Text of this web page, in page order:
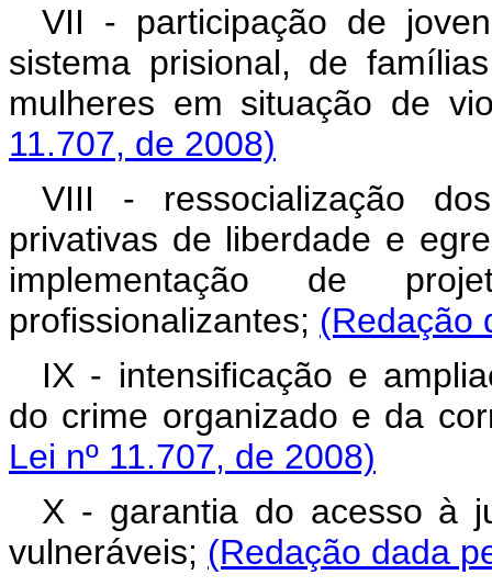
VII - participação de
sistema prisional, de
mulheres em situação de
11.707, de 2008)
VIII - ressocialização
privativas de liberdade e
implementação de
profissionalizantes; (Redação
IX - intensificação e
do crime organizado e da
Lei nº 11.707, de 2008)
X - garantia do acesso à
vulneráveis; (Redação dada